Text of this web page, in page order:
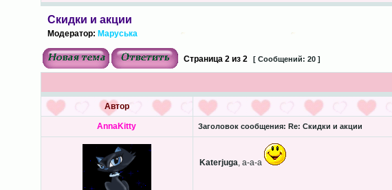
Скидки и акции
Модератор: Маруська
Страница 2из 2 [ Сообщений: 20 ]
Автор
AnnaKitty Заголовок сообщения: Re: Скидки и акции
Katerjuga, а-а-а